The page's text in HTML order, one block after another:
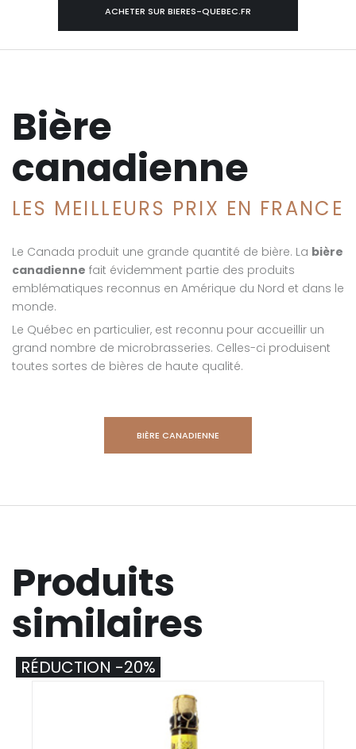
ACHETER SUR BIERES-QUEBEC.FR
Bière
canadienne
LES MEILLEURS PRIX EN FRANCE
Le Canada produit une grande quantité de bière. La bière
canadienne fait évidemment partie des produits
emblématiques reconnus en Amérique du Nord et dans le
monde.
Le Québec en particulier, est reconnu pour accueillir un
grand nombre de microbrasseries. Celles-ci produisent
toutes sortes de bières de haute qualité.
BIÈRE CANADIENNE
Produits
similaires
RÉDUCTION -20%